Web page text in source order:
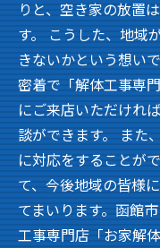
りと、空き家の放置
す。 こうした、地域
きないかという想い
密着で「解体工事専
にご来店いただけれ
談ができます。 また
に対応をすることが
て、今後地域の皆様
てまいります。函館
工事専門店「お家解